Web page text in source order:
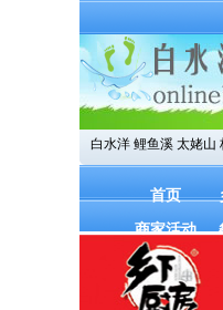
白水洋 鲤鱼溪 太姥山
首页
商家活动